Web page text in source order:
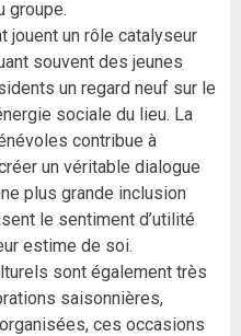
groupe.
jouent un rôle catalyseur
souvent des jeunes
un regard neuf sur le
sociale du lieu. La
contribue à
un véritable dialogue
plus grande inclusion
le sentiment d’utilité
estime de soi.
sont également très
saisonnières,
ces occasions